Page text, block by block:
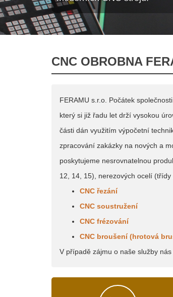
CNC OBROBNA
FERAMU s.r.o. Počátek
který si již řadu let drží vysokou
části dán využitím výpočetní
zpracování zakázky na nových a
poskytujeme nesrovnatelnou
12, 14, 15), nerezových ocelí
CNC řezání
CNC soustružení
CNC frézování
CNC broušení (hrotová
V případě zájmu o naše služby